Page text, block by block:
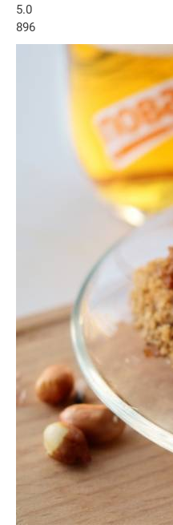
5.0
896